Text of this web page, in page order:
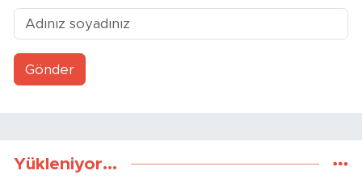
Gönder
Yükleniyor...